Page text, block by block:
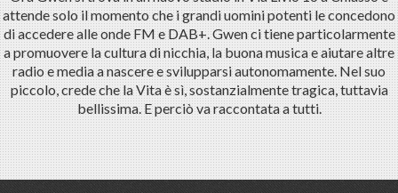
attende solo il momento che i grandi uomini potenti le concedono
di accedere alle onde FM e DAB+. Gwen ci tiene particolarmente
a promuovere la cultura di nicchia, la buona musica e aiutare altre
radio e media a nascere e svilupparsi autonomamente. Nel suo
piccolo, crede che la Vita è sì, sostanzialmente tragica, tuttavia
bellissima. E perciò va raccontata a tutti.